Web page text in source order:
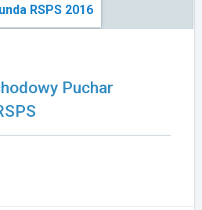
RSPS 2016
Puchar